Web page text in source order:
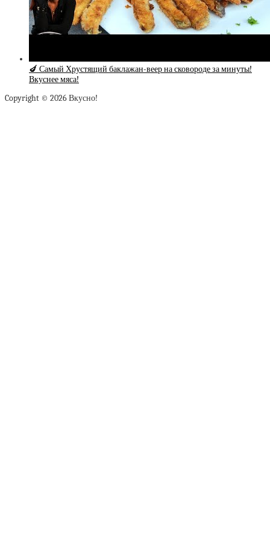
🍆 Самый Хрустящий баклажан-веер на сковороде за минуты!
Вкуснее мяса!
Copyright © 2026 Вкусно!